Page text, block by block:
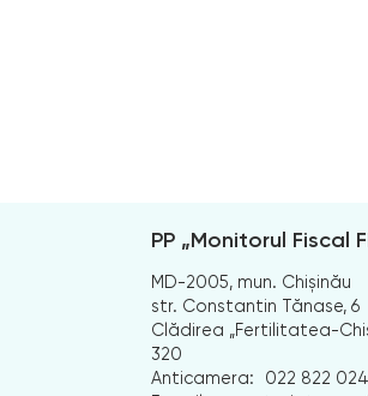
PP „Monitorul Fiscal
MD-2005, mun. Chișinău
str. Constantin Tănase, 6
Clădirea „Fertilitatea-
320
Anticamera:
022 822 024